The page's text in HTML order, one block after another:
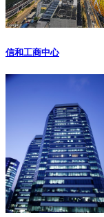
信和工商中心